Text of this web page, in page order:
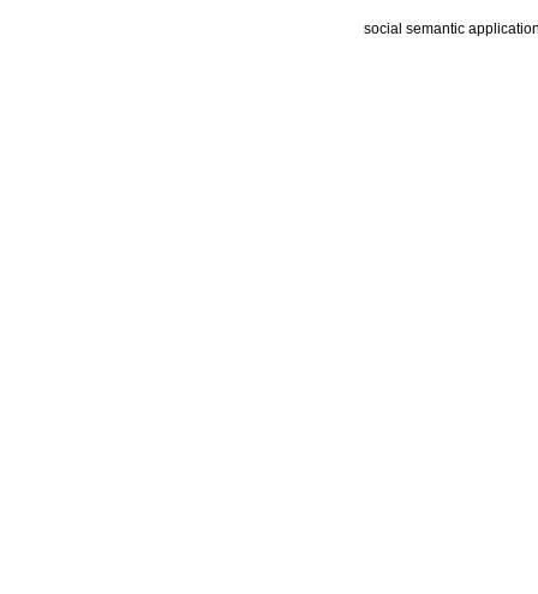
social semantic